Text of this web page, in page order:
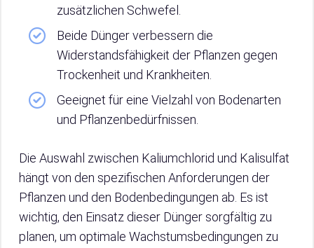
zusätzlichen Schwefel.
Beide Dünger verbessern die
Widerstandsfähigkeit der Pflanzen gegen
Trockenheit und Krankheiten.
Geeignet für eine Vielzahl von Bodenarten
und Pflanzenbedürfnissen.
Die Auswahl zwischen Kaliumchlorid und Kalisulfat
hängt von den spezifischen Anforderungen der
Pflanzen und den Bodenbedingungen ab. Es ist
wichtig, den Einsatz dieser Dünger sorgfältig zu
planen, um optimale Wachstumsbedingungen zu